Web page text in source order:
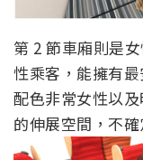
第 2 節車廂則是
性乘客，能擁有
配色非常女性以
的伸展空間，不